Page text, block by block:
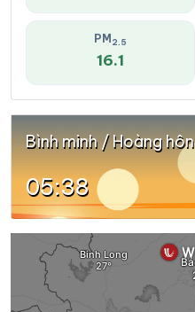
PM 2.5
16.1
Bình minh / Hoàng hôn
05:38